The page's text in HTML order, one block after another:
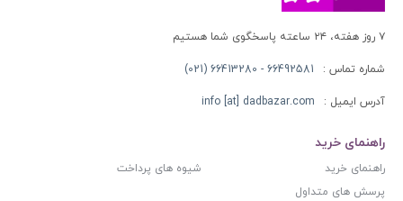
۷ روز هفته، ۲۴ ساعته پاسخگوی شما هستیم
شماره تماس : 66492581 - 66413280 (021)
آدرس ایمیل : info [at] dadbazar.com
راهنمای خرید
راهنمای خرید
شیوه های پرداخت
پرسش های متداول